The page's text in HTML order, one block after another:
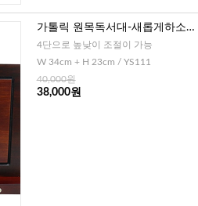
가톨릭 원목독서대-새롭게하소
서
4단으로 높낮이 조절이 가능
W 34cm + H 23cm / YS111
40,000원
38,000원